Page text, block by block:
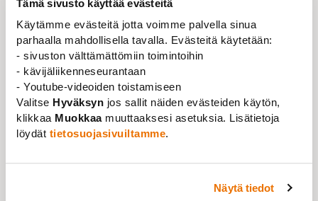
Tämä sivusto käyttää evästeitä
Käytämme evästeitä jotta voimme palvella sinua
parhaalla mahdollisella tavalla. Evästeitä käytetään:
- sivuston välttämättömiin toimintoihin
- kävijäliikenneseurantaan
- Youtube-videoiden toistamiseen
Valitse Hyväksyn jos sallit näiden evästeiden käytön,
klikkaa Muokkaamuuttaaksesi asetuksia. Lisätietoja
löydät tietosuojasivuiltamme.
Näytä tiedot
vahvuusaloja. Suuntaamme voimavaroja TKI-
valintoihin osaamispohjan laajentamiseksi ja
tutkimuksen entistä paremmaksi hyödyntämiseksi
strategisten valintojen alueilla. Samalla jatkamme
pitkäjänteistä panostustamme tutkimukseen laaja-
alaisesti ja akateemista vapautta kunnioittaen, jotta
varmistamme tulevaisuuden uudet alut ja osaamisen
nopeasti muuttuvassa maailmassa.”